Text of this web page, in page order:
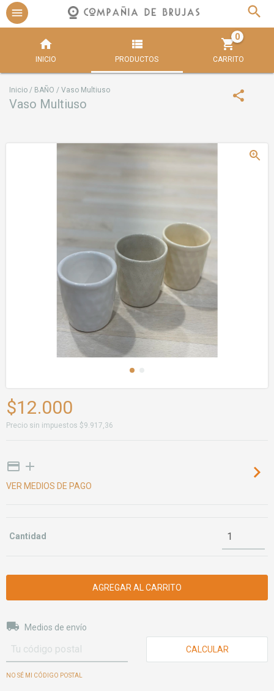
INICIO PRODUCTOS CARRITO
0
Inicio / BAÑO / Vaso Multiuso
Vaso Multiuso
$12.000
Precio sin impuestos $9.917,36
VER MEDIOS DE PAGO
Cantidad
Entregas para el CP:
Medios de envío
CALCULAR
NO SÉ MI CÓDIGO POSTAL